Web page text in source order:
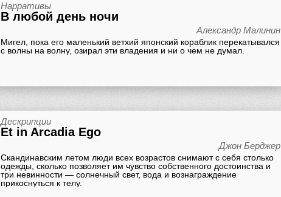
Нарративы
В любой день ночи
Александр Малинин
Мигел, пока его маленький ветхий японский кораблик перекатывался
с волны на волну, озирал эти владения и ни о чем не думал.
Дескрипции
Et in Arcadia Ego
Джон Берджер
Скандинавским летом люди всех возрастов снимают с себя столько
одежды, сколько позволяет им чувство собственного достоинства и
три невинности — солнечный свет, вода и вознаграждение
прикоснуться к телу.